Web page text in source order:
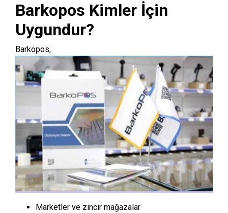
Barkopos Kimler İçin
Uygundur?
Barkopos;
Marketler ve zincir mağazalar